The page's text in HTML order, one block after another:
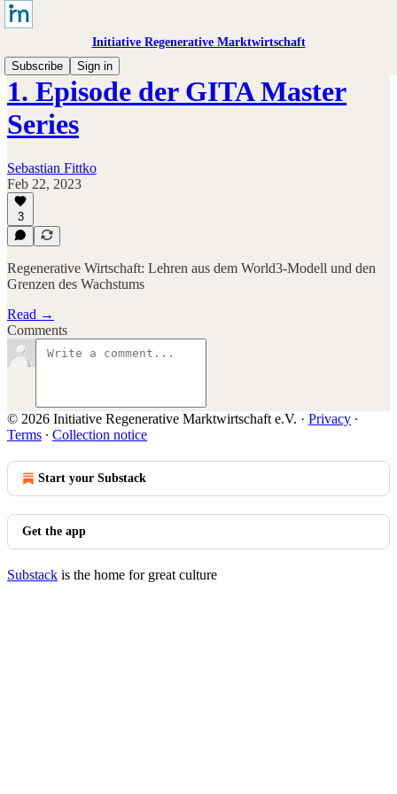
Initiative Regenerative Marktwirtschaft
Subscribe
Sign in
1. Episode der GITA Master
Series
Sebastian Fittko
Feb 22, 2023
3
Regenerative Wirtschaft: Lehren aus dem World3-Modell und den
Grenzen des Wachstums
Read →
Comments
© 2026 Initiative Regenerative Marktwirtschaft e.V. · Privacy ∙
Terms ∙ Collection notice
Start your Substack
Get the app
Substack is the home for great culture